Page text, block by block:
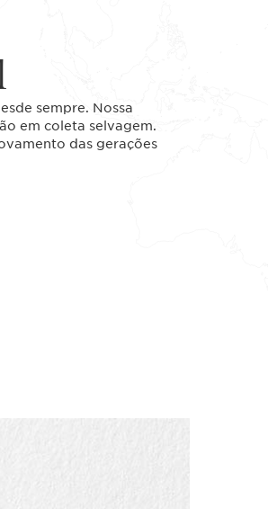
sempre. Nossa
em coleta selvagem.
das gerações